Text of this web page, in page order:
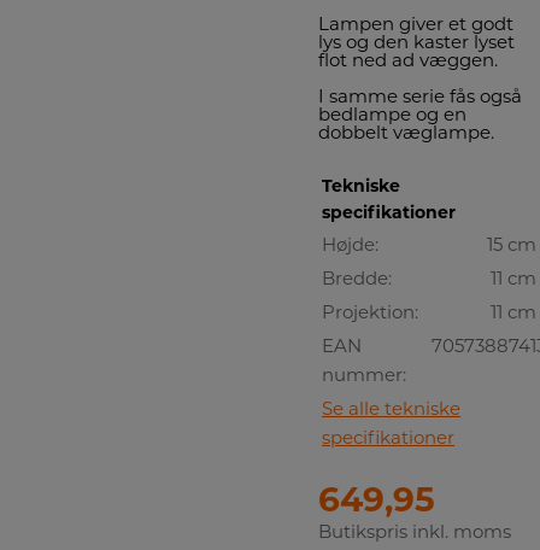
Lampen giver et godt
lys og den kaster lyset
flot ned ad væggen.
I samme serie fås også
bedlampe og en
dobbelt væglampe.
Tekniske
specifikationer
Højde:
15 cm
Bredde:
11 cm
Projektion:
11 cm
EAN
nummer:
Se alle tekniske
specifikationer
649,95
Butikspris inkl. moms